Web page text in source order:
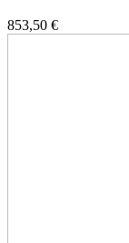
853,50 €